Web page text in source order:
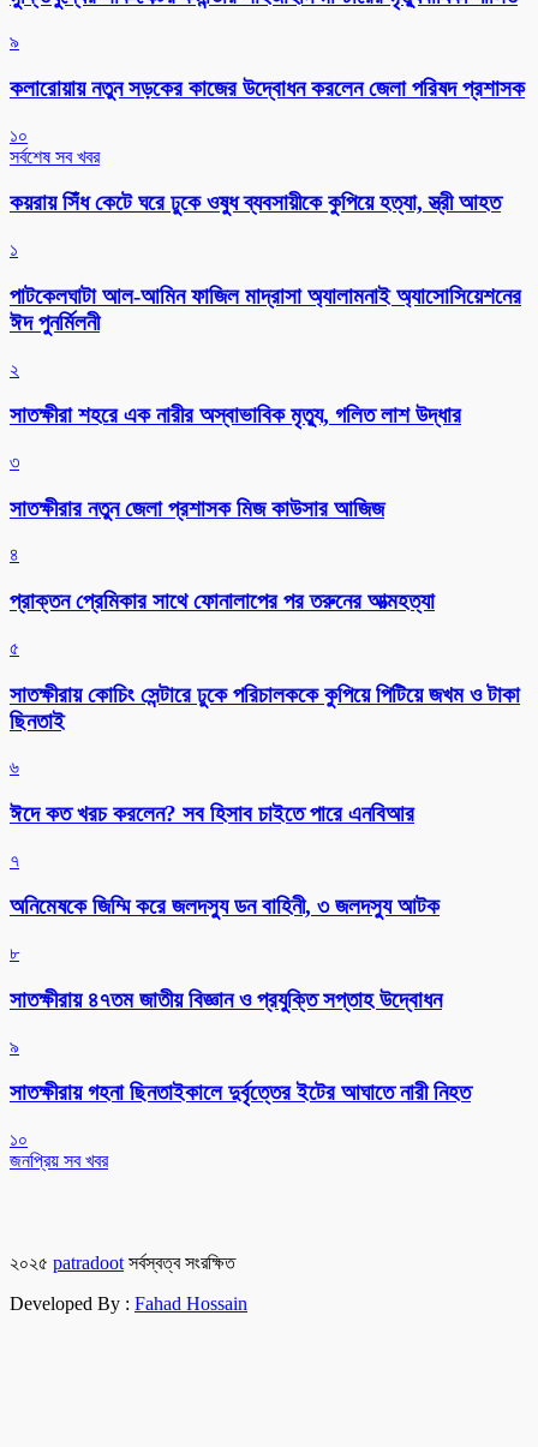
৯
কলারোয়ায় নতুন সড়কের কাজের উদ্বোধন করলেন জেলা পরিষদ প্রশাসক
১০
সর্বশেষ সব খবর
কয়রায় সিঁধ কেটে ঘরে ঢুকে ওষুধ ব্যবসায়ীকে কুপিয়ে হত্যা, স্ত্রী আহত
১
পাটকেলঘাটা আল-আমিন ফাজিল মাদ্রাসা অ্যালামনাই অ্যাসোসিয়েশনের
ঈদ পুনর্মিলনী
২
সাতক্ষীরা শহরে এক নারীর অস্বাভাবিক মৃত্যু, গলিত লাশ উদ্ধার
৩
সাতক্ষীরার নতুন জেলা প্রশাসক মিজ কাউসার আজিজ
৪
প্রাক্তন প্রেমিকার সাথে ফোনালাপের পর তরুনের আত্মহত্যা
৫
সাতক্ষীরায় কোচিং সেন্টারে ঢুকে পরিচালককে কুপিয়ে পিটিয়ে জখম ও টাকা
ছিনতাই
৬
ঈদে কত খরচ করলেন? সব হিসাব চাইতে পারে এনবিআর
৭
অনিমেষকে জিম্মি করে জলদস্যু ডন বাহিনী, ৩ জলদস্যু আটক
৮
সাতক্ষীরায় ৪৭তম জাতীয় বিজ্ঞান ও প্রযুক্তি সপ্তাহ উদ্বোধন
৯
সাতক্ষীরায় গহনা ছিনতাইকালে দুর্বৃত্তের ইটের আঘাতে নারী নিহত
১০
জনপ্রিয় সব খবর
২০২৫ patradoot সর্বস্বত্ব সংরক্ষিত
Developed By : Fahad Hossain